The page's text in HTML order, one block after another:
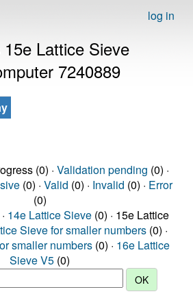
log in
Lattice Sieve
7240889
(0) · Validation pending (0) ·
(0) · Valid (0) · Invalid (0) · Error
(0)
14e Lattice Sieve (0) · 15e Lattice
Sieve for smaller numbers (0) ·
smaller numbers (0) · 16e Lattice
Sieve V5 (0)